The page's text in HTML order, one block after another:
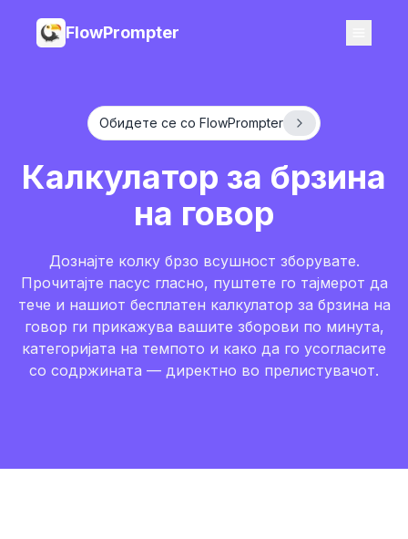
FlowPrompter
Обидете се со FlowPrompter
Калкулатор за брзина
на говор
Дознајте колку брзо всушност зборувате.
Прочитајте пасус гласно, пуштете го тајмерот да
тече и нашиот бесплатен калкулатор за брзина на
говор ги прикажува вашите зборови по минута,
категоријата на темпото и како да го усогласите
со содржината — директно во прелистувачот.